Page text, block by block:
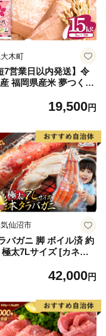
木町
7営業日以内発送】令
福岡県産米 夢つくし
19,500円
仙沼市
バガニ 脚 ボイル済 約
極太7Lサイズ [カネダ
かに 蟹 たらばがに た
42,000円